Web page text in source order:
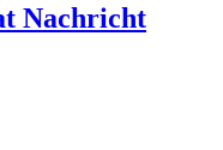
Nachricht